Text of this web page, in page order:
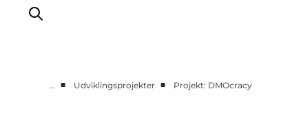
… ■ Udviklingsprojekter ■ Projekt: DMOcracy